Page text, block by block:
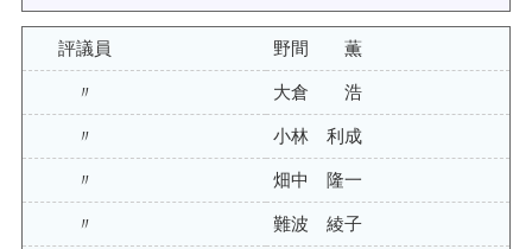
評議員 野間 薫
〃 大倉 浩
〃 小林 利成
〃 畑中 隆一
〃 難波 綾子